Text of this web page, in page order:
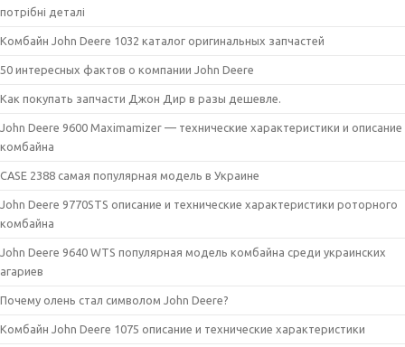
потрібні деталі
Комбайн John Deere 1032 каталог оригинальных запчастей
50 интересных фактов о компании John Deere
Как покупать запчасти Джон Дир в разы дешевле.
John Deere 9600 Maximamizer — технические характеристики и описание
комбайна
CASE 2388 самая популярная модель в Украине
John Deere 9770STS описание и технические характеристики роторного
комбайна
John Deere 9640 WTS популярная модель комбайна среди украинских
агариев
Почему олень стал символом John Deere?
Комбайн John Deere 1075 описание и технические характеристики